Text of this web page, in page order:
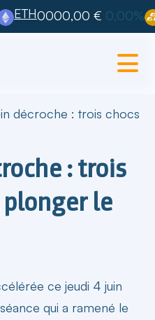
ETH0000,00 € 0,00%
décroche : trois chocs
: trois
le
ce jeudi 4 juin
qui a ramené le